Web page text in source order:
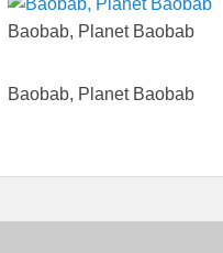
Baobab, Planet Baobab
Baobab, Planet Baobab